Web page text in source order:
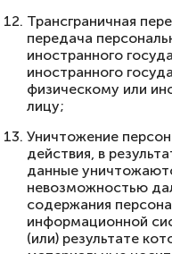
Трансграничная
передача
иностранного
иностранного
физическому или
лицу;
Уничтожение
действия, в
данные
невозможностью
содержания
информационной
(или) результате